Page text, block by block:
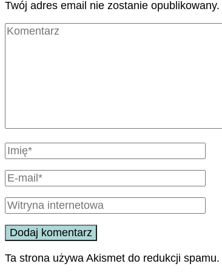
Twój adres email nie zostanie opublikowany.
Ta strona używa Akismet do redukcji spamu.